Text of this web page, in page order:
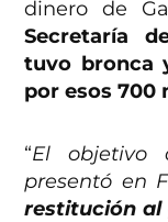
dinero de
Secretaría
tuvo bronca
por esos 700
“El objetivo
presentó en
restitución al